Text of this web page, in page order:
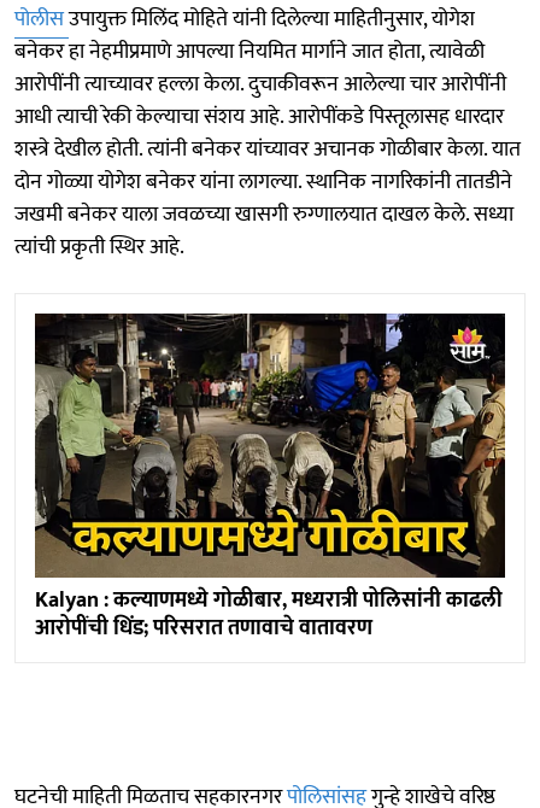
पोलीसउपायुक्त मिलिंद मोहिते यांनी दिलेल्या माहितीनुसार, योगेश
बनेकर हा नेहमीप्रमाणे आपल्या नियमित मार्गाने जात होता, त्यावेळी
आरोपींनी त्याच्यावर हल्ला केला. दुचाकीवरून आलेल्या चार आरोपींनी
आधी त्याची रेकी केल्याचा संशय आहे. आरोपींकडे पिस्तूलासह धारदार
शस्त्रे देखील होती. त्यांनी बनेकर यांच्यावर अचानक गोळीबार केला. यात
दोन गोळ्या योगेश बनेकर यांना लागल्या. स्थानिक नागरिकांनी तातडीने
जखमी बनेकर याला जवळच्या खासगी रुग्णालयात दाखल केले. सध्या
त्यांची प्रकृती स्थिर आहे.
Kalyan : कल्याणमध्ये गोळीबार, मध्यरात्री पोलिसांनी काढली
आरोपींची धिंड; परिसरात तणावाचे वातावरण
घटनेची माहिती मिळताच सहकारनगरपोलिसांसहगुन्हे शाखेचे वरिष्ठ